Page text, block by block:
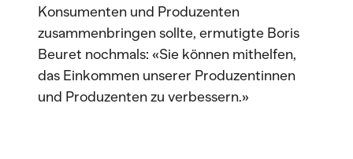
Konsumenten und Produzenten
zusammenbringen sollte, ermutigte Boris
Beuret nochmals: «Sie können mithelfen,
das Einkommen unserer Produzentinnen
und Produzenten zu verbessern.»